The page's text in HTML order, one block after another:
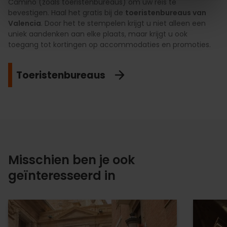
Camino (zoals toeristenbureaus) om uw reis te
bevestigen. Haal het gratis bij de toeristenbureaus van
Valencia. Door het te stempelen krijgt u niet alleen een
uniek aandenken aan elke plaats, maar krijgt u ook
toegang tot kortingen op accommodaties en promoties.
Toeristenbureaus
Misschien ben je ook
geïnteresseerd in